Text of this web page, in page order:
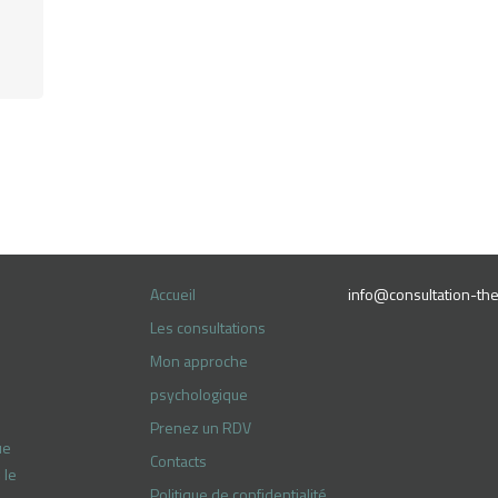
le
Accueil
Les consultations
Mon approche
psychologique
Prenez un RDV
Contacts
info@consultation-